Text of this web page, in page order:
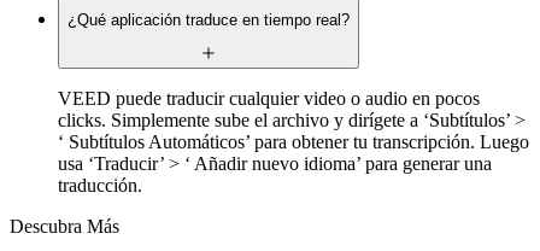
¿Qué aplicación traduce en tiempo real?
VEED puede traducir cualquier video o audio en pocos
clicks. Simplemente sube el archivo y dirígete a ‘Subtítulos’ >
‘ Subtítulos Automáticos’ para obtener tu transcripción. Luego
usa ‘Traducir’ > ‘ Añadir nuevo idioma’ para generar una
traducción.
Descubra Más